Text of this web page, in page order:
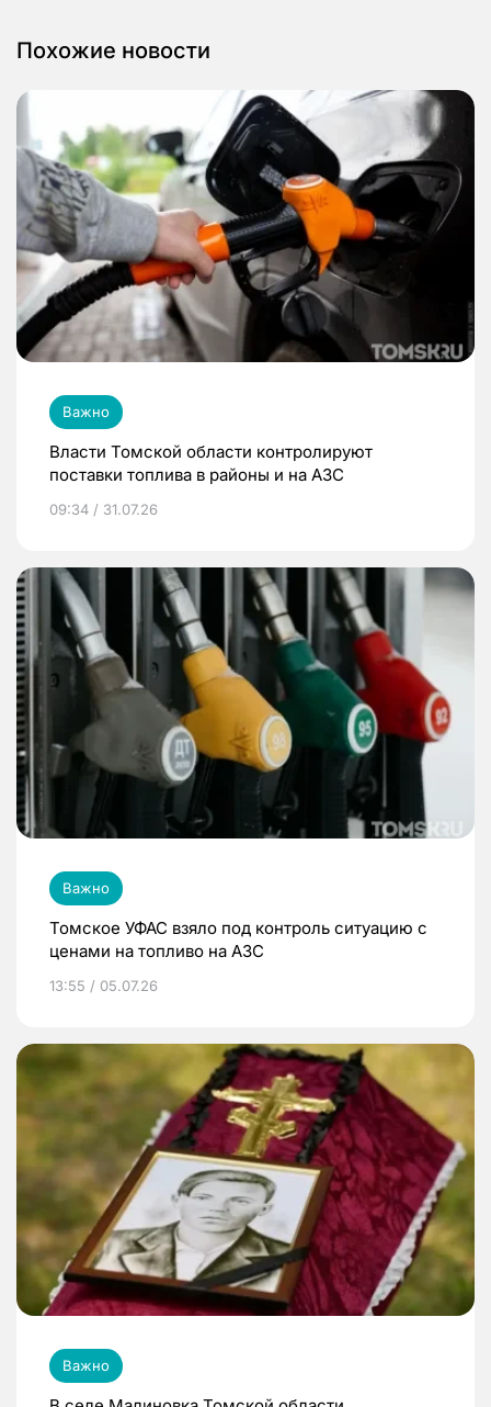
Похожие новости
Важно
Власти Томской области контролируют
поставки топлива в районы и на АЗС
09:34 / 31.07.26
Важно
Томское УФАС взяло под контроль ситуацию с
ценами на топливо на АЗС
13:55 / 05.07.26
Важно